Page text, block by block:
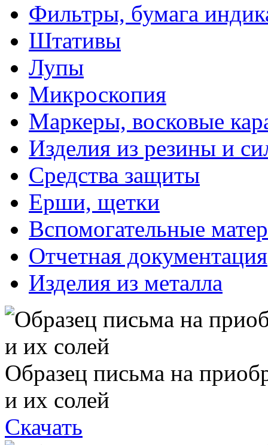
Фильтры, бумага
Штативы
Лупы
Микроскопия
Маркеры, восковые
Изделия из резины и
Средства защиты
Ерши, щетки
Вспомогательные
Отчетная документация
Изделия из металла
Образец письма на
и их солей
Скачать